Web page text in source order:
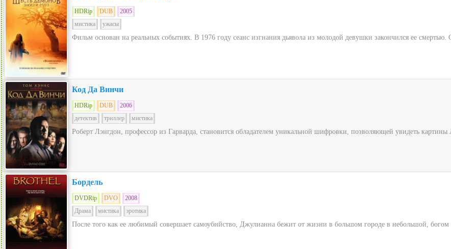
HDRip DUB
2005
мистика
ужасы
Фильм основан на реальных событиях. В 1976 году сеанс изгнания дьявола из молодой девушки закончился ее
Код Да Винчи
HDRip DUB
2006
детектив
триллер мистика
Роберт Лэнгдон, профессор из Гарварда, становится обладателем уникальной шифровки, позволяющей увидеть
Бордель
DVDRip DVO
2008
Драма
мистика эротика
После того как ее любимый совершает самоубийство, Джулианна бежит от жизни в большом городе в небольшой,